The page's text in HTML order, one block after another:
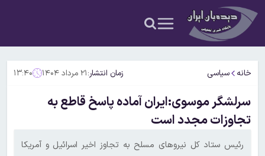
خانه سیاسی زمان انتشار:۲۱ مرداد ۱۴۰۴ ۱۳:۴۰
سرلشگر موسوی:ایران آماده پاسخ قاطع به
تجاوزات مجدد است
رئیس ستاد کل نیروهای مسلح به تجاوز اخیر اسرائیل و آمریکا